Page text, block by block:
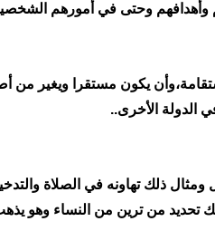
وأهدافهم وحتى في أمورهم
يكون مستقرا ويغير من
الدولة الأخرى..
ذلك تهاونه في الصلاة
تحديد من ترين من النساء وهو